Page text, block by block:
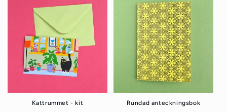
Kattrummet - kit Rundad anteckningsbok